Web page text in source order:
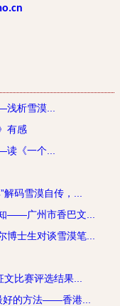
析雪漠...
有感
《一个...
码雪漠自传，...
——广州市香巴文...
博士生对谈雪漠笔...
比赛评选结果...
好的方法——香港...